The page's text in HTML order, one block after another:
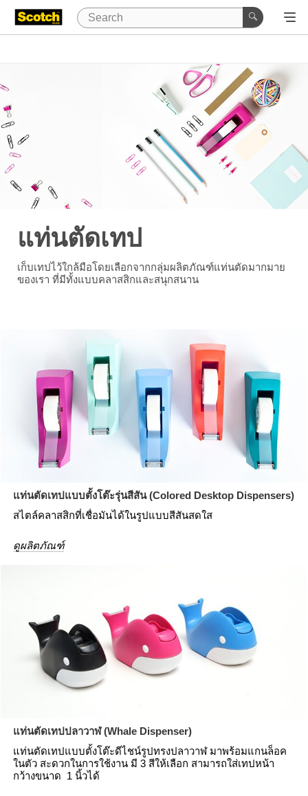
แท่นตัดเทป
เก็บเทปไว้ใกล้มือโดยเลือกจากกลุ่มผลิตภัณฑ์แท่นตัดมากมาย
ของเรา ที่มีทั้งแบบคลาสสิกและสนุกสนาน
แท่นตัดเทปแบบตั้งโต๊ะรุ่นสีสัน (Colored Desktop Dispensers)
สไตล์คลาสสิกที่เชื่อมันได้ในรูปแบบสีสันสดใส
ดูผลิตภัณฑ์
แท่นตัดเทปปลาวาฬ (Whale Dispenser)
แท่นตัดเทปแบบตั้งโต๊ะดีไชน์รูปทรงปลาวาฬ มาพร้อมแกนล็อค
ในตัว สะดวกในการใช้งาน มี 3 สีให้เลือก สามารถใส่เทปหน้า
กว้างขนาด 1 นิ้วได้